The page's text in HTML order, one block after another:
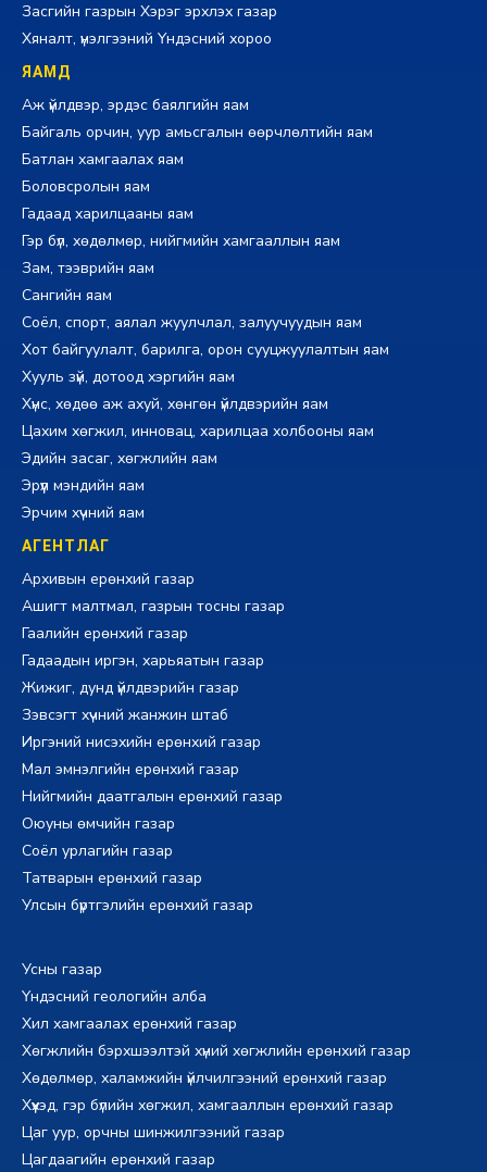
Засгийн газрын Хэрэг эрхлэх газар
Хяналт, үнэлгээний Үндэсний хороо
ЯАМД
Аж үйлдвэр, эрдэс баялгийн яам
Байгаль орчин, уур амьсгалын өөрчлөлтийн яам
Батлан хамгаалах яам
Боловсролын яам
Гадаад харилцааны яам
Гэр бүл, хөдөлмөр, нийгмийн хамгааллын яам
Зам, тээврийн яам
Сангийн яам
Соёл, спорт, аялал жуулчлал, залуучуудын яам
Хот байгуулалт, барилга, орон сууцжуулалтын яам
Хууль зүй, дотоод хэргийн яам
Хүнс, хөдөө аж ахуй, хөнгөн үйлдвэрийн яам
Цахим хөгжил, инновац, харилцаа холбооны яам
Эдийн засаг, хөгжлийн яам
Эрүүл мэндийн яам
Эрчим хүчний яам
АГЕНТЛАГ
Архивын ерөнхий газар
Ашигт малтмал, газрын тосны газар
Гаалийн ерөнхий газар
Гадаадын иргэн, харьяатын газар
Жижиг, дунд үйлдвэрийн газар
Зэвсэгт хүчний жанжин штаб
Иргэний нисэхийн ерөнхий газар
Мал эмнэлгийн ерөнхий газар
Нийгмийн даатгалын ерөнхий газар
Оюуны өмчийн газар
Соёл урлагийн газар
Татварын ерөнхий газар
Улсын бүртгэлийн ерөнхий газар
Усны газар
Үндэсний геологийн алба
Хил хамгаалах ерөнхий газар
Хөгжлийн бэрхшээлтэй хүний хөгжлийн ерөнхий газар
Хөдөлмөр, халамжийн үйлчилгээний ерөнхий газар
Хүүхэд, гэр бүлийн хөгжил, хамгааллын ерөнхий газар
Цаг уур, орчны шинжилгээний газар
Цагдаагийн ерөнхий газар